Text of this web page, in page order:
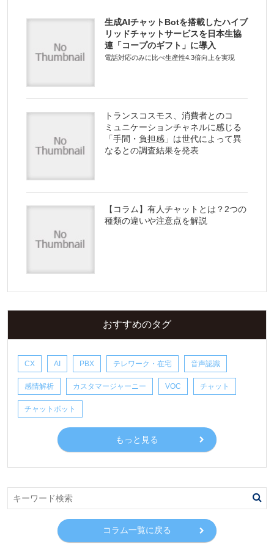
生成AIチャットBotを搭載したハイブ
リッドチャットサービスを日本生協
連「コープのギフト」に導入
電話対応のみに比べ生産性4.3倍向上を実現
トランスコスモス、消費者とのコ
ミュニケーションチャネルに感じる
「手間・負担感」は世代によって異
なるとの調査結果を発表
【コラム】有人チャットとは？2つの
種類の違いや注意点を解説
おすすめのタグ
CX AI PBX テレワーク・在宅 音声認識
感情解析 カスタマージャーニー VOC チャット
チャットボット
もっと見る
コラム一覧に戻る